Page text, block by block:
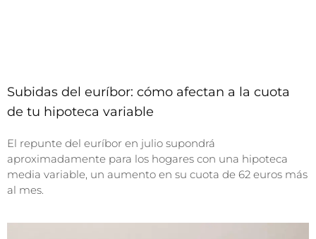
Subidas del euríbor: cómo afectan a la cuota
de tu hipoteca variable
El repunte del euríbor en julio supondrá
aproximadamente para los hogares con una hipoteca
media variable, un aumento en su cuota de 62 euros más
al mes.